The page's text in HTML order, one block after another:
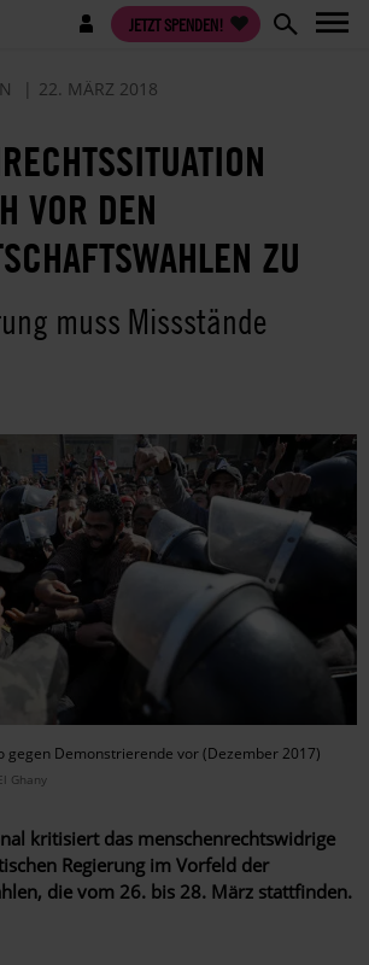
JETZT SPENDEN!
22. MÄRZ 2018
VOR DEN
ZU
muss Missstände
gegen Demonstrierende vor (Dezember 2017)
Ghany
kritisiertdas menschenrechtswidrige
Regierung im Vorfeld der
die vom 26. bis 28. März stattfinden.